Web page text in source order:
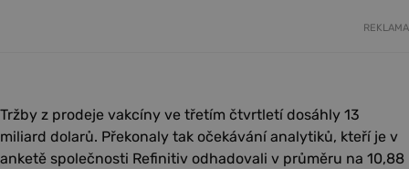
REKLAMA
Tržby z prodeje vakcíny ve třetím čtvrtletí dosáhly 13
miliard dolarů. Překonaly tak očekávání analytiků, kteří je v
anketě společnosti Refinitiv odhadovali v průměru na 10,88